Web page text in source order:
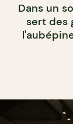
Dans un
sert des